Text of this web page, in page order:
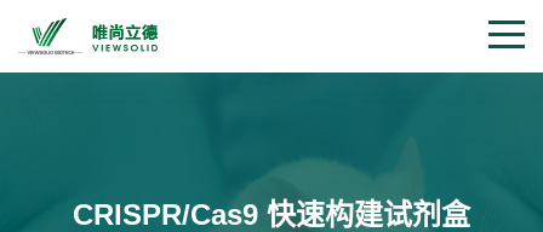
CRISPR/Cas9 快速构建试剂盒